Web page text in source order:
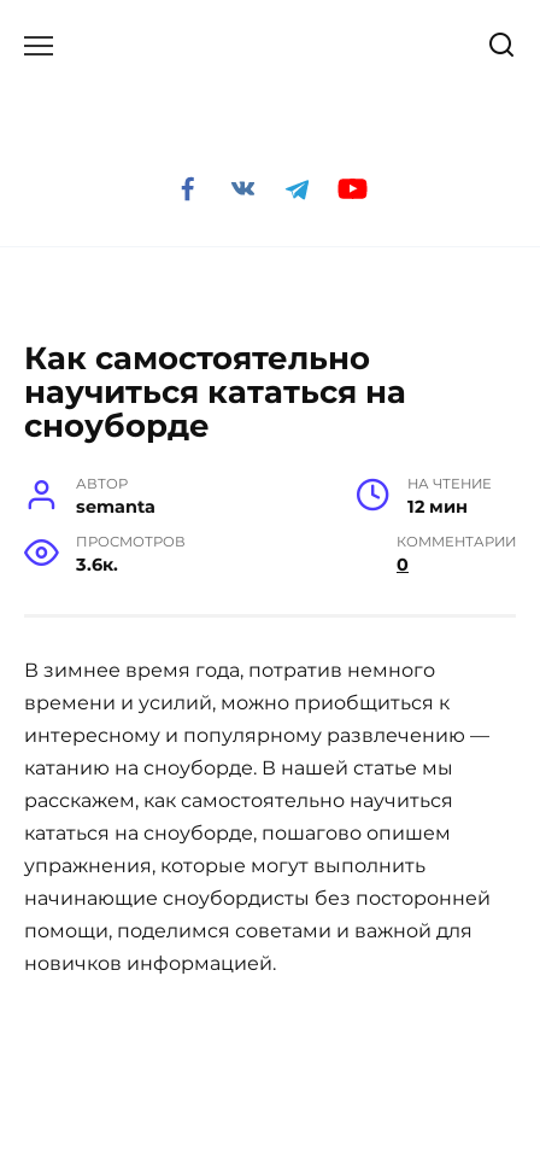
Как самостоятельно
научиться кататься на
сноуборде
АВТОР
semanta
НА ЧТЕНИЕ
12 мин
ПРОСМОТРОВ
3.6к.
КОММЕНТАРИИ
0
В зимнее время года, потратив немного
времени и усилий, можно приобщиться к
интересному и популярному развлечению —
катанию на сноуборде. В нашей статье мы
расскажем, как самостоятельно научиться
кататься на сноуборде, пошагово опишем
упражнения, которые могут выполнить
начинающие сноубордисты без посторонней
помощи, поделимся советами и важной для
новичков информацией.